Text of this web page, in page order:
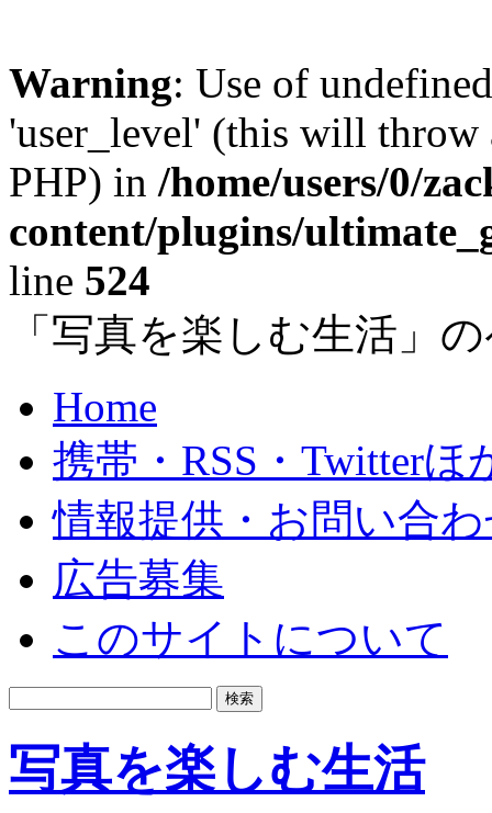
Warning: Use of
'user_level' (this will
PHP) in /home/users/0/
content/plugins/
line 524
「写真を楽しむ生活」
Home
携帯・RSS・Twitterほ
情報提供・お問い合
広告募集
このサイトについて
写真を楽しむ生活